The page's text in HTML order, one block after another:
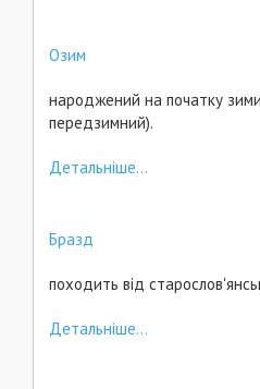
Озим
народжений на початку
передзимний).
Детальніше...
Бразд
походить від
Детальніше...